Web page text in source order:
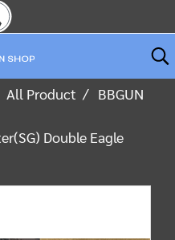
SHOP
All Product
BBGUN
Double Eagle